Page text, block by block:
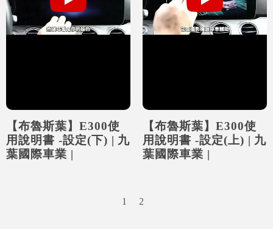
【布魯斯葉】E300使
用說明書 -設定(下) | 九
葉國際車業 |
【布魯斯葉】E300使
用說明書 -設定(上) | 九
葉國際車業 |
1 2